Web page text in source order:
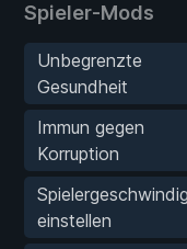
Spieler-Mods
Unbegrenzte
Gesundheit
Immun gegen
Korruption
einstellen